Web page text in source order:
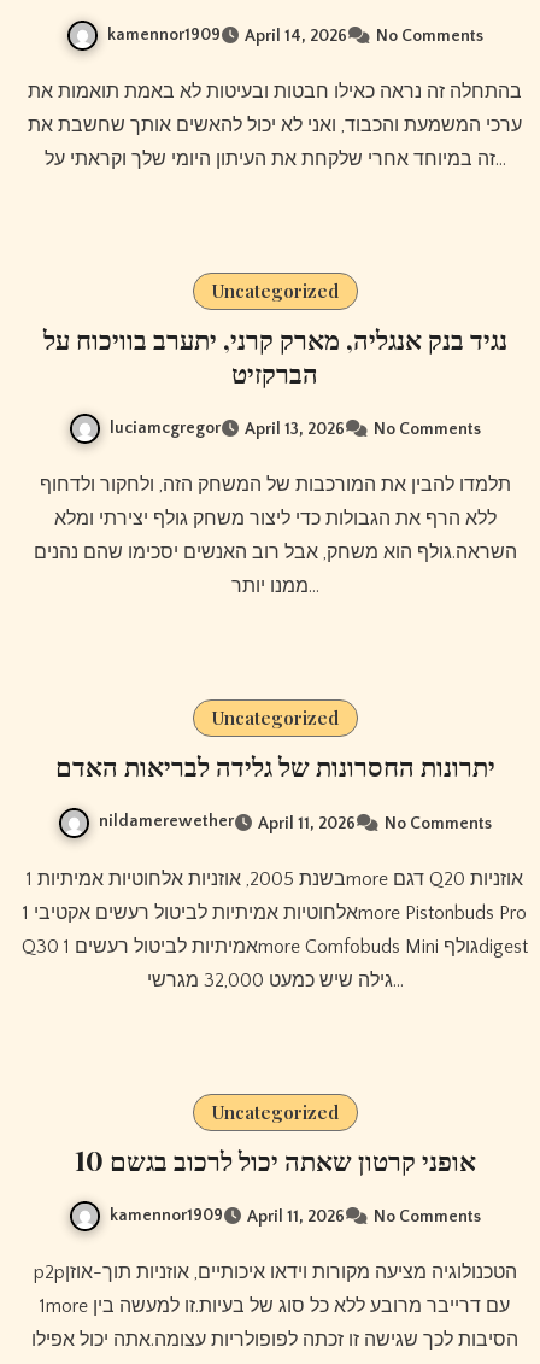
kamennor1909 April 14, 2026 No Comments
בהתחלה זה נראה כאילו חבטות ובעיטות לא באמת תואמות את
ערכי המשמעת והכבוד, ואני לא יכול להאשים אותך שחשבת את
זה במיוחד אחרי שלקחת את העיתון היומי שלך וקראתי על…
Uncategorized
נגיד בנק אנגליה, מארק קרני, יתערב בוויכוח על
הברקזיט
luciamcgregor April 13, 2026 No Comments
תלמדו להבין את המורכבות של המשחק הזה, ולחקור ולדחוף
ללא הרף את הגבולות כדי ליצור משחק גולף יצירתי ומלא
השראה.גולף הוא משחק, אבל רוב האנשים יסכימו שהם נהנים
ממנו יותר…
Uncategorized
יתרונות החסרונות של גלידה לבריאות האדם
nildamerewether April 11, 2026 No Comments
בשנת 2005, אוזניות אלחוטיות אמיתיות 1more דגם Q20 אוזניות
אלחוטיות אמיתיות לביטול רעשים אקטיבי 1more Pistonbuds Pro
Q30 אמיתיות לביטול רעשים 1more Comfobuds Mini גולףdigest
גילה שיש כמעט 32,000 מגרשי…
Uncategorized
10 אופני קרטון שאתה יכול לרכוב בגשם
kamennor1909 April 11, 2026 No Comments
p2pהטכנולוגיה מציעה מקורות וידאו איכותיים, אוזניות תוך-אוזן
1more עם דרייבר מרובע ללא כל סוג של בעיות.זו למעשה בין
הסיבות לכך שגישה זו זכתה לפופולריות עצומה.אתה יכול אפילו